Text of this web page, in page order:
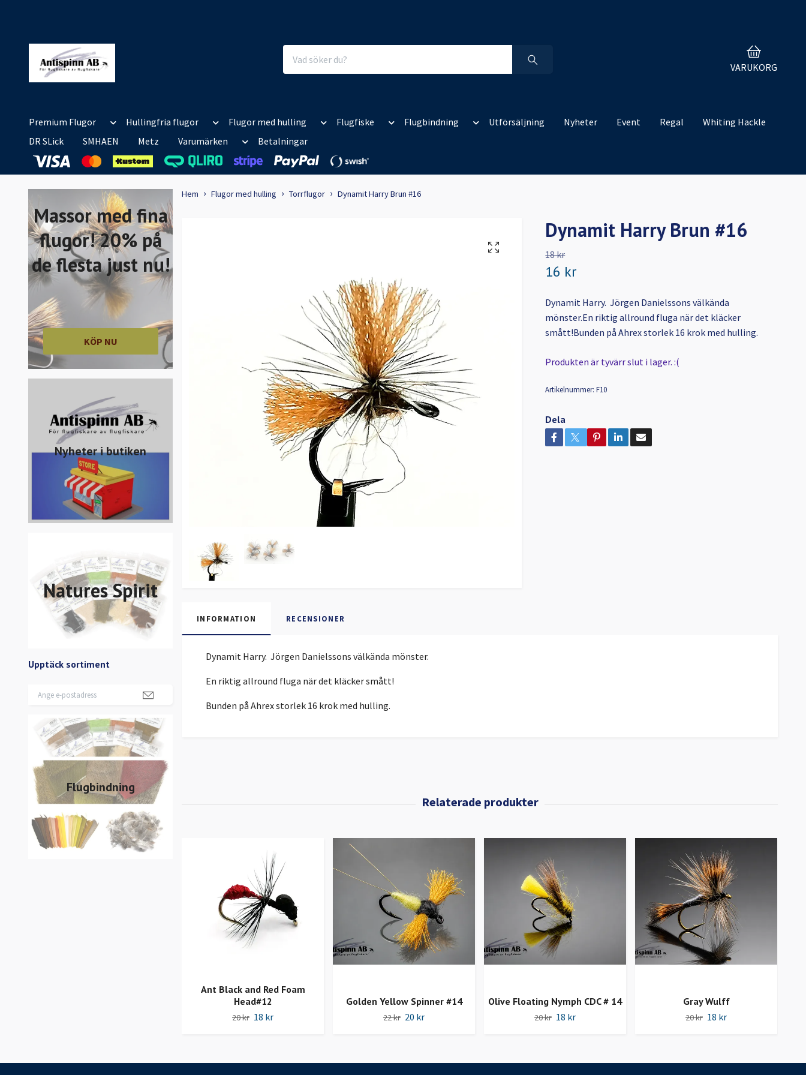
VARUKORG
Premium Flugor Hullingfria flugor Flugor med hulling Flugfiske Flugbindning Utförsäljning Nyheter Event Regal
Whiting Hackle
DR SLick
SMHAEN Metz Varumärken Betalningar
Massor med fina
flugor! 20% på
de flesta just nu!
KÖP NU
Nyheter i butiken
Natures Spirit
Upptäck sortiment
Flugbindning
Hem Flugor med hulling Torrflugor Dynamit Harry Brun #16
Dynamit Harry Brun #16
18 kr
16 kr
Dynamit Harry. Jörgen Danielssons välkända
mönster.En riktig allround fluga när det kläcker
smått!Bunden på Ahrex storlek 16 krok med hulling.
Produkten är tyvärr slut i lager. :(
Artikelnummer: F10
Dela
INFORMATION RECENSIONER
Dynamit Harry. Jörgen Danielssons välkända mönster.
En riktig allround fluga när det kläcker smått!
Bunden på Ahrex storlek 16 krok med hulling.
Ant Black and Red Foam
Head#12
20 kr 18 kr
Golden Yellow Spinner #14
22 kr 20 kr
Olive Floating Nymph CDC # 14
20 kr 18 kr
Gray Wulff
20 kr 18 kr